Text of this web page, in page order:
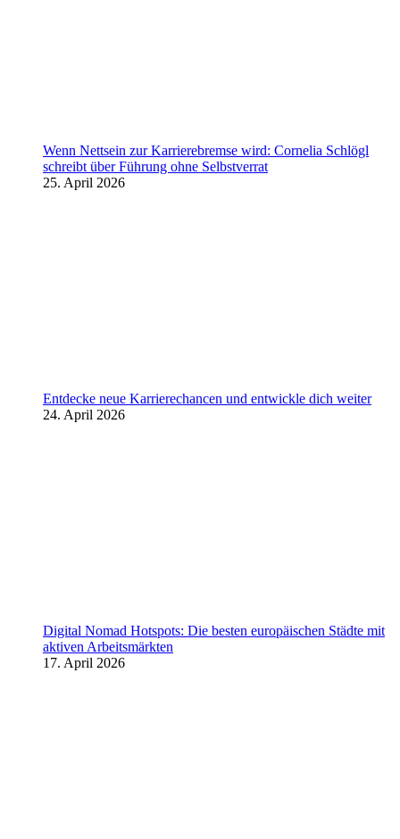
Wenn Nettsein zur Karrierebremse wird: Cornelia Schlögl
schreibt über Führung ohne Selbstverrat
25. April 2026
Entdecke neue Karrierechancen und entwickle dich weiter
24. April 2026
Digital Nomad Hotspots: Die besten europäischen Städte mit
aktiven Arbeitsmärkten
17. April 2026